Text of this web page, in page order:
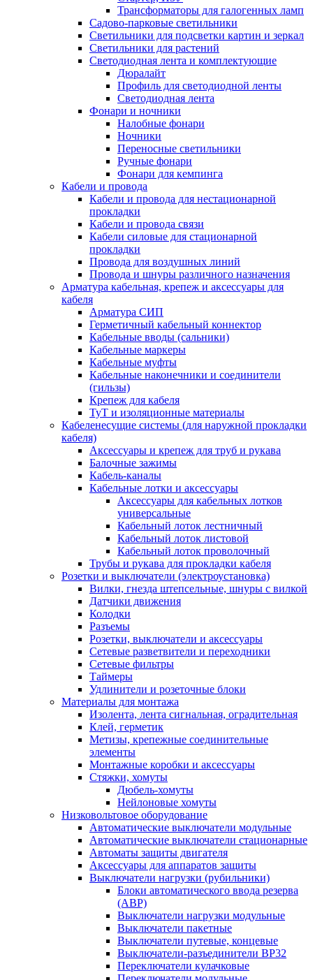
Трансформаторы для галогенных ламп
Садово-парковые светильники
Светильники для подсветки картин и зеркал
Светильники для растений
Светодиодная лента и комплектующие
Дюралайт
Профиль для светодиодной ленты
Светодиодная лента
Фонари и ночники
Налобные фонари
Ночники
Переносные светильники
Ручные фонари
Фонари для кемпинга
Кабели и провода
Кабели и провода для нестационарной
прокладки
Кабели и провода связи
Кабели силовые для стационарной
прокладки
Провода для воздушных линий
Провода и шнуры различного назначения
Арматура кабельная, крепеж и аксессуары для
кабеля
Арматура СИП
Герметичный кабельный коннектор
Кабельные вводы (сальники)
Кабельные маркеры
Кабельные муфты
Кабельные наконечники и соединители
(гильзы)
Крепеж для кабеля
ТуТ и изоляционные материалы
Кабеленесущие системы (для наружной прокладки
кабеля)
Аксессуары и крепеж для труб и рукава
Балочные зажимы
Кабель-каналы
Кабельные лотки и аксессуары
Аксессуары для кабельных лотков
универсальные
Кабельный лоток лестничный
Кабельный лоток листовой
Кабельный лоток проволочный
Трубы и рукава для прокладки кабеля
Розетки и выключатели (электроустановка)
Вилки, гнезда штепсельные, шнуры с вилкой
Датчики движения
Колодки
Разъемы
Розетки, выключатели и аксессуары
Сетевые разветвители и переходники
Сетевые фильтры
Таймеры
Удлинители и розеточные блоки
Материалы для монтажа
Изолента, лента сигнальная, оградительная
Клей, герметик
Метизы, крепежные соединительные
элементы
Монтажные коробки и аксессуары
Стяжки, хомуты
Дюбель-хомуты
Нейлоновые хомуты
Низковольтовое оборудование
Автоматические выключатели модульные
Автоматические выключатели стационарные
Автоматы защиты двигателя
Аксессуары для аппаратов защиты
Выключатели нагрузки (рубильники)
Блоки автоматического ввода резерва
(АВР)
Выключатели нагрузки модульные
Выключатели пакетные
Выключатели путевые, концевые
Выключатели-разъединители ВР32
Переключатели кулачковые